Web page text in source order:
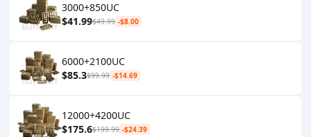
3000+850UC
$41.99$49.99 -$8.00
6000+2100UC
$85.3$99.99 -$14.69
12000+4200UC
$175.6$199.99 -$24.39